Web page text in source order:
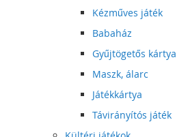
Kézműves játék
Babaház
Gyűjtögetős kártya
Maszk, álarc
Játékkártya
Távirányítós játék